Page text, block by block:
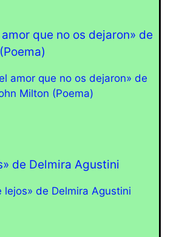
que no os dejaron» de
de Delmira Agustini